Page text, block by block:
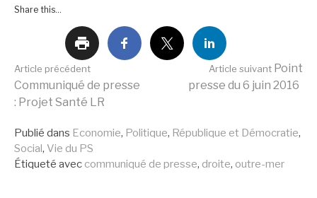
Share this...
Lire
la
suite
Article précédent
Communiqué de presse
: Projet Santé LR
Article suivant Point
presse du 6 juin 2016
Publié dans Economie, Politique, République et Démocratie,
Social, Vie du PS
Étiqueté avec communiqué de presse, droite, outre-mer